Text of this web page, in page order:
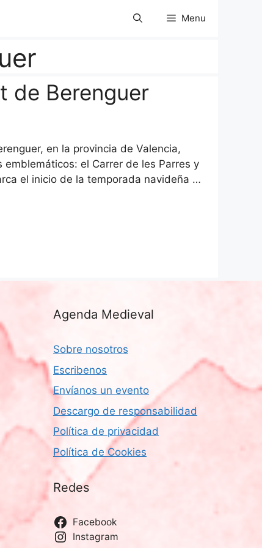
Menu
de Berenguer
en la provincia de Valencia,
el Carrer de les Parres y
el inicio de la temporada navideña …
Agenda Medieval
Sobre nosotros
Escribenos
Envíanos un evento
Descargo de responsabilidad
Política de privacidad
Política de Cookies
Redes
Facebook
Instagram